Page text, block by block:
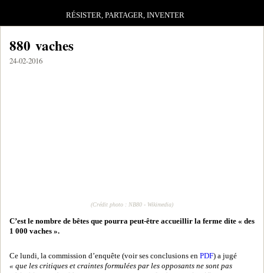
RÉSISTER, PARTAGER, INVENTER
880 vaches
24-02-2016
(Crédit photo : NB80 - Wikimedia)
C’est le nombre de bêtes que pourra peut-être accueillir la ferme dite « des
1 000 vaches ».
Ce lundi, la commission d’enquête (voir ses conclusions en PDF) a jugé
« que les critiques et craintes formulées par les opposants ne sont pas